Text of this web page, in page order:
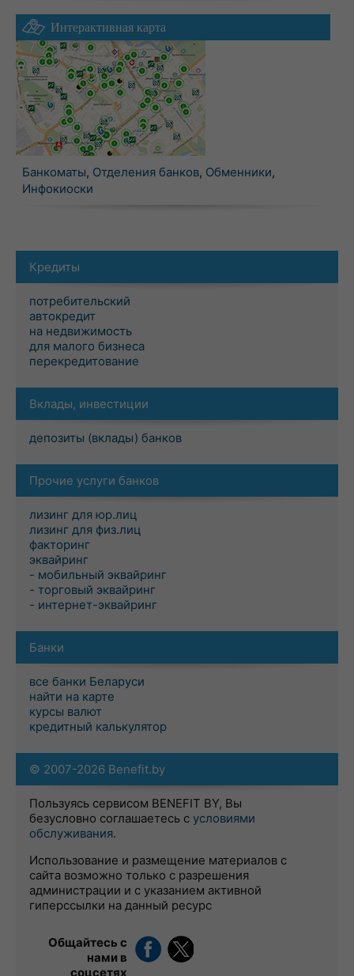
Интерактивная карта
Банкоматы, Отделения банков, Обменники,
Инфокиоски
Кредиты
потребительский
автокредит
на недвижимость
для малого бизнеса
перекредитование
Вклады, инвестиции
депозиты (вклады) банков
Прочие услуги банков
лизинг для юр.лиц
лизинг для физ.лиц
факторинг
эквайринг
- мобильный эквайринг
- торговый эквайринг
- интернет-эквайринг
Банки
все банки Беларуси
найти на карте
курсы валют
кредитный калькулятор
© 2007-2026 Benefit.by
Пользуясь сервисом BENEFIT BY, Вы
безусловно соглашаетесь с условиями
обслуживания.
Использование и размещение материалов с
сайта возможно только с разрешения
администрации и с указанием активной
гиперссылки на данный ресурс
Общайтесь с
нами в
соцсетях